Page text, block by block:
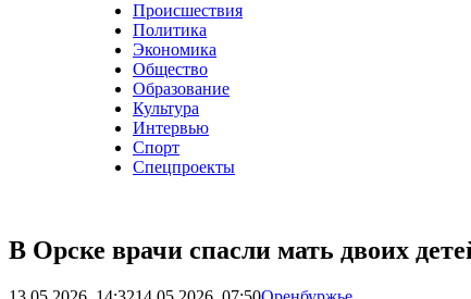
Происшествия
Политика
Экономика
Общество
Образование
Культура
Интервью
Спорт
Спецпроекты
В Орске врачи спасли мать двоих